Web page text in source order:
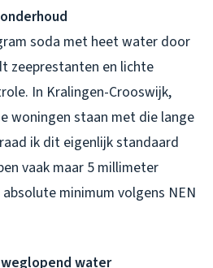
soda met heet water door
zeeprestanten en lichte
In Kralingen-Crooswijk,
woningen staan met die lange
ik dit eigenlijk standaard
vaak maar 5 millimeter
minimum volgens NEN
water